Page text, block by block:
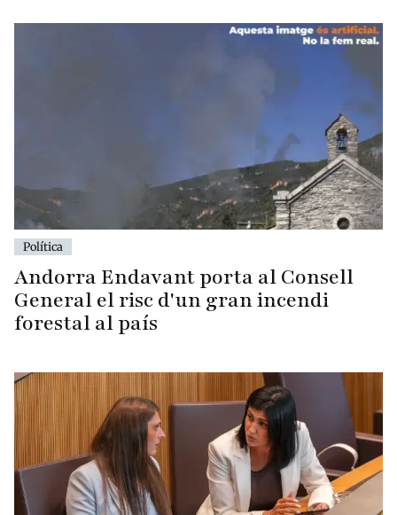
Política
Andorra Endavant porta al Consell
General el risc d'un gran incendi
forestal al país